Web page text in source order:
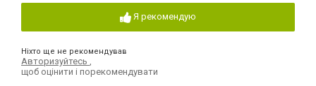
Я рекомендую
Ніхто ще не рекомендував
Авторизуйтесь
щоб оцінити і порекомендувати